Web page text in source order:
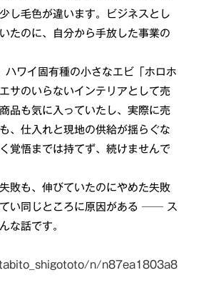
し毛色が違います。ビジネスとし
たのに、自分から手放した事業の
ワイ固有種の小さなエビ「ホロホ
サのいらないインテリアとして売
品も気に入っていたし、実際に売
、仕入れと現地の供給が揺らぐな
覚悟までは持てず、続けませんで
敗も、伸びていたのにやめた失敗
い同じところに原因がある ── ス
な話です。
n/n87ea1803a8